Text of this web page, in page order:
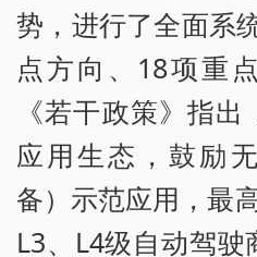
势，进行了全面系
点方向、18项重
《若干政策》指
应用生态，鼓励
备）示范应用，最
L3、L4级自动驾